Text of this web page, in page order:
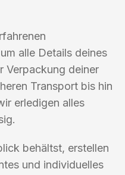
alle Details deines
Verpackung deiner
Transport bis hin
erledigen alles
behältst, erstellen
und individuelles